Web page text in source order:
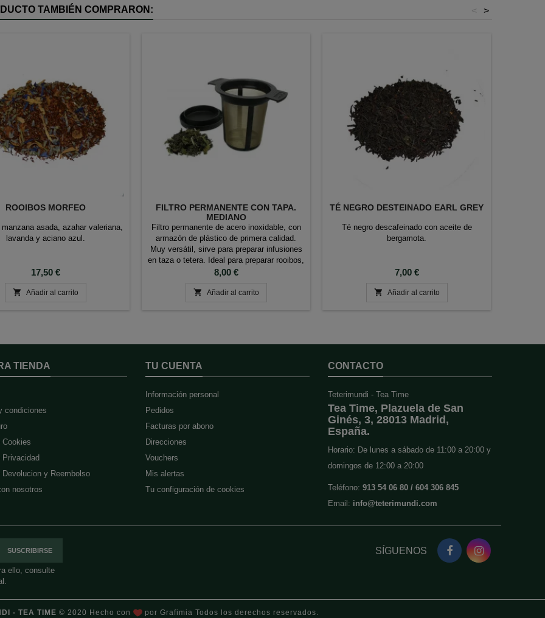
TAMBIÉN COMPRARON: >
<
ROOIBOS MORFEO
manzana asada, azahar valeriana,
lavanda y aciano azul.
Precio
17,50 €
 Añadir al carrito
FILTRO PERMANENTE CON TAPA.
MEDIANO
Filtro permanente de acero inoxidable, con
armazón de plástico de primera calidad.
Muy versátil, sirve para preparar infusiones
en taza o tetera. Ideal para preparar rooibos,
por su filtro de malla muy tupida. Para los
Marca FINUM
Precio
8,00 €
 Añadir al carrito
TÉ NEGRO DESTEINADO EARL GREY
Té negro descafeinado con aceite de
bergamota.
Precio
7,00 €
 Añadir al carrito
TIENDA
condiciones
Cookies
Privacidad
Devolucion y Reembolso
nosotros
TU CUENTA
Información personal
Pedidos
Facturas por abono
Direcciones
Vouchers
Mis alertas
Tu configuración de cookies
CONTACTO
Teterimundi - Tea Time
Tea Time, Plazuela de San
Ginés, 3, 28013 Madrid,
España.
Horario: De lunes a sábado de 11:00 a 20:00 y
domingos de 12:00 a 20:00
Teléfono: 913 54 06 80 / 604 306 845
Email: info@teterimundi.com
ello, consulte
SÍGUENOS
- TEA TIME © 2020 Hecho con por Grafimia Todos los derechos reservados.